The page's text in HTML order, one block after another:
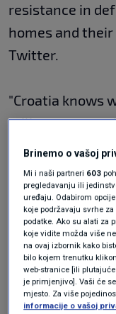
resistance in
homes and
Twitter.
"Croatia knows
military
and supports its
Plenkovic
the victim of
Europe Day.
speaker, he
provide
all other
Brinemo o vašoj
Mi i naši partneri 603
pregledavanju ili
uređaju. Odabirom
koje podržavaju svrhe
podatke. Ako su alati za
koje vidite možda više
na ovaj izbornik kako
bilo kojem trenutku
web-stranice [ili
je primjenjivo]. Vaši će
mjesto. Za više
informacije o vašoj